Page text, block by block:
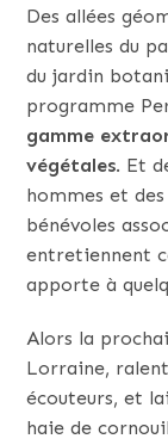
Des allées
naturelles du
du jardin
programme
gamme
végétales. Et
hommes et
bénévoles
entretiennent
apporte à
Alors la
Lorraine,
écouteurs, et
haie de